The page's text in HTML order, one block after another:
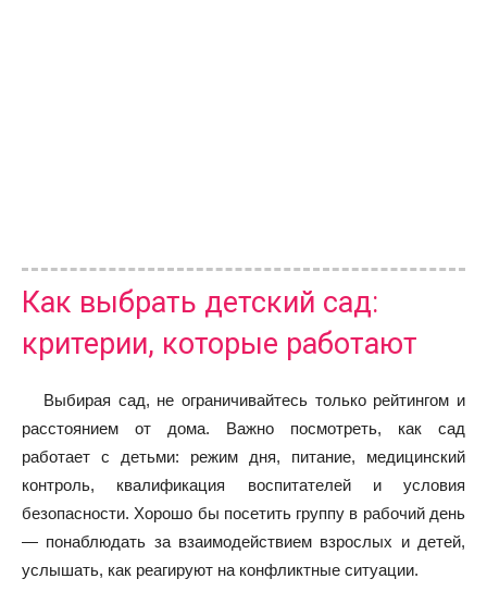
Как выбрать детский сад:
критерии, которые работают
Выбирая сад, не ограничивайтесь только рейтингом и
расстоянием от дома. Важно посмотреть, как сад
работает с детьми: режим дня, питание, медицинский
контроль, квалификация воспитателей и условия
безопасности. Хорошо бы посетить группу в рабочий день
— понаблюдать за взаимодействием взрослых и детей,
услышать, как реагируют на конфликтные ситуации.